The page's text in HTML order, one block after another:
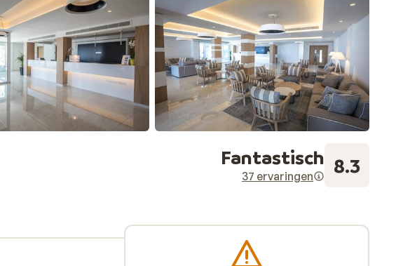
Fantastisch
37 ervaringen 8.3